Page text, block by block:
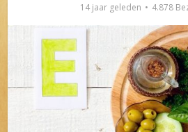
14 jaar geleden 4.878